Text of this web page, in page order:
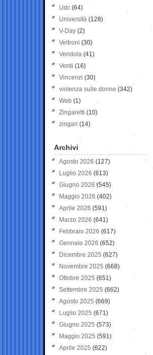
Udc (64)
Università (128)
V-Day (2)
Veltroni (30)
Vendola (41)
Verdi (16)
Vincenzi (30)
violenza sulle donne (342)
Web (1)
Zingaretti (10)
zingari (14)
Archivi
Agosto 2026 (127)
Luglio 2026 (613)
Giugno 2026 (545)
Maggio 2026 (402)
Aprile 2026 (591)
Marzo 2026 (641)
Febbraio 2026 (617)
Gennaio 2026 (652)
Dicembre 2025 (627)
Novembre 2025 (668)
Ottobre 2025 (651)
Settembre 2025 (662)
Agosto 2025 (669)
Luglio 2025 (671)
Giugno 2025 (573)
Maggio 2025 (591)
Aprile 2025 (622)